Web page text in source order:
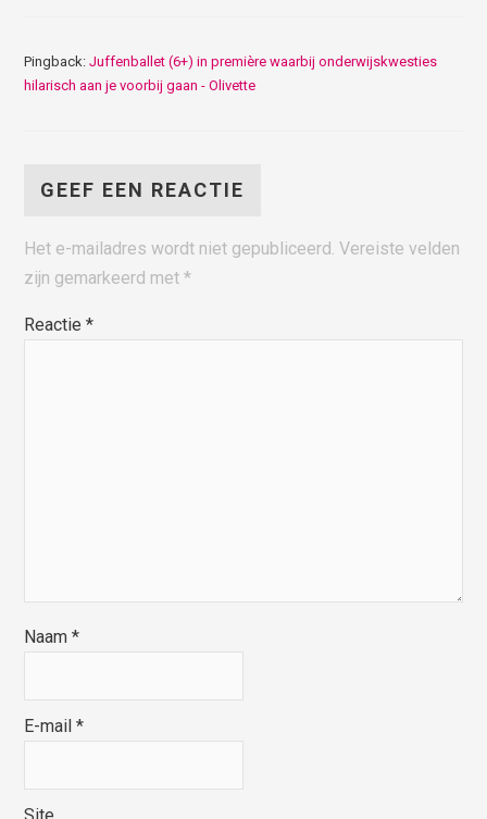
Pingback:Juffenballet (6+) in première waarbij onderwijskwesties
hilarisch aan je voorbij gaan - Olivette
GEEF EEN REACTIE
Het e-mailadres wordt niet gepubliceerd. Vereiste velden
zijn gemarkeerd met*
Reactie*
Naam*
E-mail*